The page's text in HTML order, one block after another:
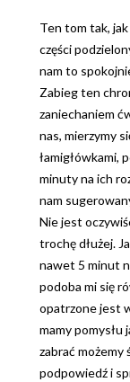
Ten tom tak,
części
nam to
Zabieg ten
zaniechaniem
nas, mierzymy
łamigłówkami,
minuty na ich
nam
Nie jest
trochę dłużej.
nawet 5 minut
podoba mi się
opatrzone jest
mamy pomysłu
zabrać możemy
podpowiedź i